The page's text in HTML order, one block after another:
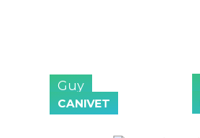
Guy
CANIVET